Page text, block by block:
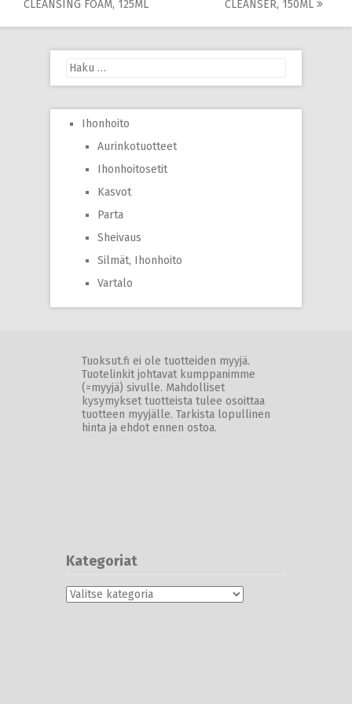
navigation
CLEANSING FOAM, 125ML
CLEANSER, 150ML
Haku:
Ihonhoito
Aurinkotuotteet
Ihonhoitosetit
Kasvot
Parta
Sheivaus
Silmät, Ihonhoito
Vartalo
Tuoksut.fi ei ole tuotteiden myyjä.
Tuotelinkit johtavat kumppanimme
(=myyjä) sivulle. Mahdolliset
kysymykset tuotteista tulee osoittaa
tuotteen myyjälle. Tarkista lopullinen
hinta ja ehdot ennen ostoa.
Kategoriat
Kategoriat